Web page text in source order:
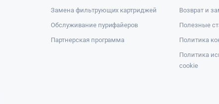
Замена фильтрующих картриджей
Обслуживание пурифайеров
Партнерская программа
Возврат и
Полезные
Политика
Политика
cookie